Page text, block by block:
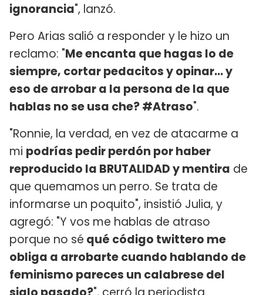
ignorancia", lanzó.
Pero Arias salió a responder y le hizo un
reclamo: "Me encanta que hagas lo de
siempre, cortar pedacitos y opinar... y
eso de arrobar a la persona de la que
hablas no se usa che? #Atraso".
"Ronnie, la verdad, en vez de atacarme a
mi podrías pedir perdón por haber
reproducido la BRUTALIDAD y mentira de
que quemamos un perro. Se trata de
informarse un poquito", insistió Julia, y
agregó: "Y vos me hablas de atraso
porque no sé qué código twittero me
obliga a arrobarte cuando hablando de
feminismo pareces un calabrese del